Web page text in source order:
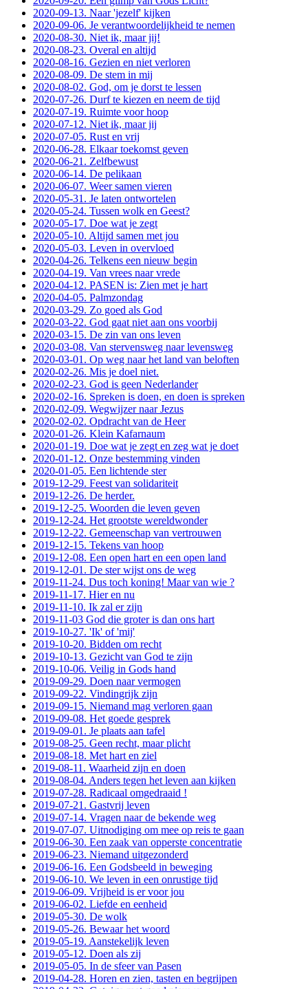
2020-09-13. Naar 'jezelf' kijken
2020-09-06. Je verantwoordelijkheid te nemen
2020-08-30. Niet ik, maar jij!
2020-08-23. Overal en altijd
2020-08-16. Gezien en niet verloren
2020-08-09. De stem in mij
2020-08-02. God, om je dorst te lessen
2020-07-26. Durf te kiezen en neem de tijd
2020-07-19. Ruimte voor hoop
2020-07-12. Niet ik, maar jij
2020-07-05. Rust en vrij
2020-06-28. Elkaar toekomst geven
2020-06-21. Zelfbewust
2020-06-14. De pelikaan
2020-06-07. Weer samen vieren
2020-05-31. Je laten ontwortelen
2020-05-24. Tussen wolk en Geest?
2020-05-17. Doe wat je zegt
2020-05-10. Altijd samen met jou
2020-05-03. Leven in overvloed
2020-04-26. Telkens een nieuw begin
2020-04-19. Van vrees naar vrede
2020-04-12. PASEN is: Zien met je hart
2020-04-05. Palmzondag
2020-03-29. Zo goed als God
2020-03-22. God gaat niet aan ons voorbij
2020-03-15. De zin van ons leven
2020-03-08. Van stervensweg naar levensweg
2020-03-01. Op weg naar het land van beloften
2020-02-26. Mis je doel niet.
2020-02-23. God is geen Nederlander
2020-02-16. Spreken is doen, en doen is spreken
2020-02-09. Wegwijzer naar Jezus
2020-02-02. Opdracht van de Heer
2020-01-26. Klein Kafarnaum
2020-01-19. Doe wat je zegt en zeg wat je doet
2020-01-12. Onze bestemming vinden
2020-01-05. Een lichtende ster
2019-12-29. Feest van solidariteit
2019-12-26. De herder.
2019-12-25. Woorden die leven geven
2019-12-24. Het grootste wereldwonder
2019-12-22. Gemeenschap van vertrouwen
2019-12-15. Tekens van hoop
2019-12-08. Een open hart en een open land
2019-12-01. De ster wijst ons de weg
2019-11-24. Dus toch koning! Maar van wie ?
2019-11-17. Hier en nu
2019-11-10. Ik zal er zijn
2019-11-03 God die groter is dan ons hart
2019-10-27. 'Ik' of 'mij'
2019-10-20. Bidden om recht
2019-10-13. Gezicht van God te zijn
2019-10-06. Veilig in Gods hand
2019-09-29. Doen naar vermogen
2019-09-22. Vindingrijk zijn
2019-09-15. Niemand mag verloren gaan
2019-09-08. Het goede gesprek
2019-09-01. Je plaats aan tafel
2019-08-25. Geen recht, maar plicht
2019-08-18. Met hart en ziel
2019-08-11. Waarheid zijn en doen
2019-08-04. Anders tegen het leven aan kijken
2019-07-28. Radicaal omgedraaid !
2019-07-21. Gastvrij leven
2019-07-14. Vragen naar de bekende weg
2019-07-07. Uitnodiging om mee op reis te gaan
2019-06-30. Een zaak van opperste concentratie
2019-06-23. Niemand uitgezonderd
2019-06-16. Een Godsbeeld in beweging
2019-06-10. We leven in een onrustige tijd
2019-06-09. Vrijheid is er voor jou
2019-06-02. Liefde en eenheid
2019-05-30. De wolk
2019-05-26. Bewaar het woord
2019-05-19. Aanstekelijk leven
2019-05-12. Doen als zij
2019-05-05. In de sfeer van Pasen
2019-04-28. Horen en zien, tasten en begrijpen